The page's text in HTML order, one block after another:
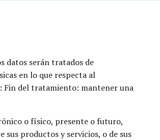
datos serán tratados de
en lo que respecta al
Fin del tratamiento: mantener una
o físico, presente o futuro,
sus productos y servicios, o de sus